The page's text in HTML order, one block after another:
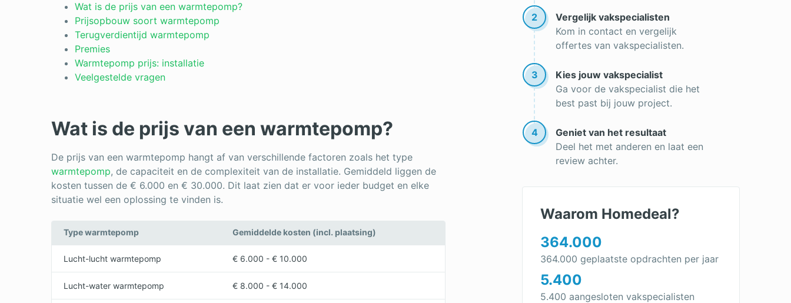
Wat is de prijs van een warmtepomp?
Prijsopbouw soort warmtepomp
Terugverdientijd warmtepomp
Premies
Warmtepomp prijs: installatie
Veelgestelde vragen
Wat is de prijs van een warmtepomp?
De prijs van een warmtepomp hangt af van verschillende factoren zoals het type
warmtepomp, de capaciteit en de complexiteit van de installatie. Gemiddeld liggen de
kosten tussen de € 6.000 en € 30.000. Dit laat zien dat er voor ieder budget en elke
situatie wel een oplossing te vinden is.
Type warmtepomp Gemiddelde kosten (incl. plaatsing)
Lucht-lucht warmtepomp € 6.000 - € 10.000
Lucht-water warmtepomp € 8.000 - € 14.000
Warmtepomp installatie
2
Vergelijk vakspecialisten
Kom in contact en vergelijk
offertes van vakspecialisten.
3
Kies jouw vakspecialist
Ga voor de vakspecialist die het
best past bij jouw project.
4
Geniet van het resultaat
Deel het met anderen en laat een
review achter.
Waarom Homedeal?
364.000
364.000 geplaatste opdrachten per jaar
5.400
5.400 aangesloten vakspecialisten